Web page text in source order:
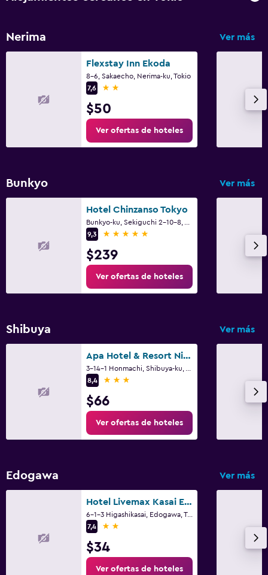
Escritorio
Nerima Ver más
Flexstay Inn Ekoda
8-6, Sakaecho, Nerima-ku, Tokio
7,6
2 estrellas
$50
Ver ofertas de hoteles
Bunkyo Ver más
Hotel Chinzanso Tokyo
9,3
5 estrellas
$239
Ver ofertas de hoteles
Shibuya Ver más
Apa Hotel & Resort Nishishinjuku Gochome Ekimae Tower
8,4
3 estrellas
$66
Ver ofertas de hoteles
Edogawa Ver más
Hotel Livemax Kasai Ekimae
6-1-3 Higashikasai, Edogawa, Tokio
7,4
2 estrellas
$34
Ver ofertas de hoteles